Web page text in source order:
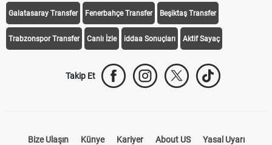
Galatasaray Transfer Fenerbahçe Transfer Beşiktaş Transfer
Trabzonspor Transfer Canlı İzle iddaa Sonuçları Aktif Sayaç
Takip Et
Bize Ulaşın Künye Kariyer About US Yasal Uyarı